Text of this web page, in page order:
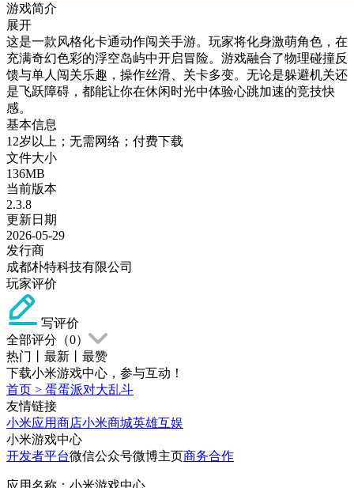
游戏简介
展开
这是一款风格化卡通动作闯关手游。玩家将化身激萌角色，在
充满奇幻色彩的浮空岛屿中开启冒险。游戏融合了物理碰撞反
馈与单人闯关乐趣，操作丝滑、关卡多变。无论是躲避机关还
是飞跃障碍，都能让你在休闲时光中体验心跳加速的竞技快
感。
基本信息
12岁以上；无需网络；付费下载
文件大小
136MB
当前版本
2.3.8
更新日期
2026-05-29
发行商
成都朴特科技有限公司
玩家评价
写评价
全部评分（0）
热门
最新
最赞
下载小米游戏中心，参与互动！
首页 > 蛋蛋派对大乱斗
友情链接
小米应用商店小米商城英雄互娱
小米游戏中心
开发者平台微信公众号微博主页商务合作
应用名称：小米游戏中心